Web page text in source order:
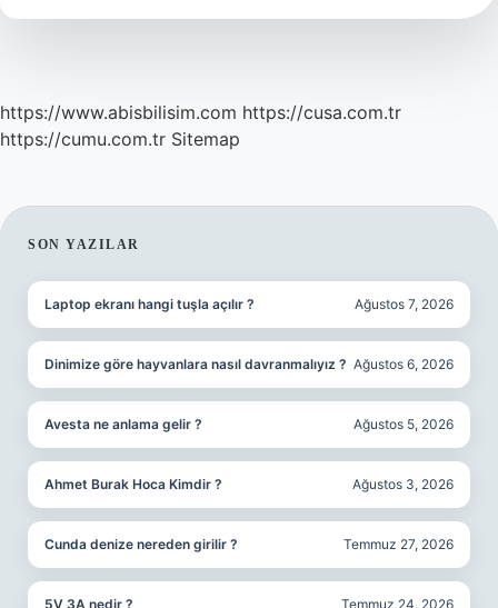
https://www.abisbilisim.com https://cusa.com.tr
https://cumu.com.tr Sitemap
SIDEBAR
SON YAZILAR
Laptop ekranı hangi tuşla açılır ? Ağustos 7, 2026
Dinimize göre hayvanlara nasıl davranmalıyız ? Ağustos 6, 2026
Avesta ne anlama gelir ? Ağustos 5, 2026
Ahmet Burak Hoca Kimdir ? Ağustos 3, 2026
Cunda denize nereden girilir ? Temmuz 27, 2026
5V 3A nedir ? Temmuz 24, 2026